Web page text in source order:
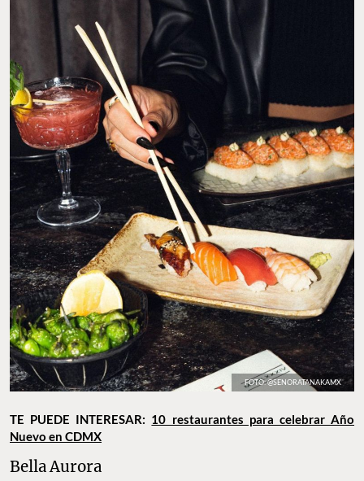
FOTO: @SENORATANAKAMX
TE PUEDE INTERESAR: 10 restaurantes para celebrar Año
Nuevo en CDMX
Bella Aurora